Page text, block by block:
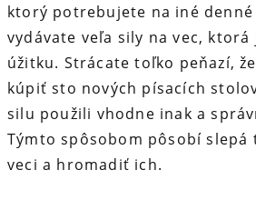
ktorý potrebujete na iné denné
vydávate veľa sily na vec, ktorá
úžitku. Strácate toľko peňazí,
kúpiť sto nových písacích
silu použili vhodne inak a
Týmto spôsobom pôsobí slepá
veci a hromadiť ich.